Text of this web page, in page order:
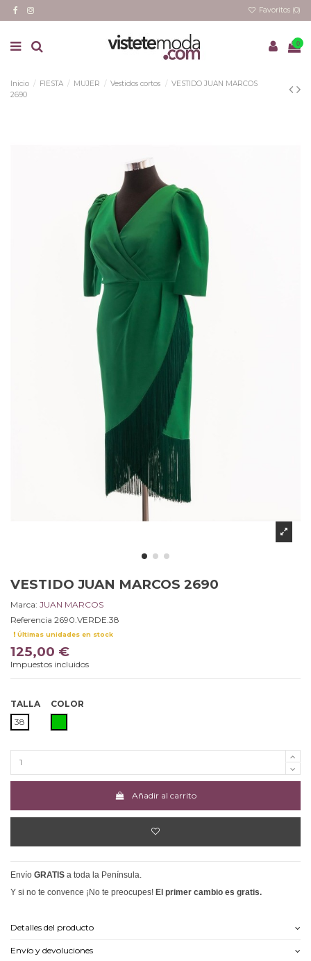
Favoritos (0)
0
Inicio FIESTA MUJER Vestidos cortos
VESTIDO JUAN MARCOS
2690
VESTIDO JUAN MARCOS 2690
Marca: JUAN MARCOS
Referencia 2690.VERDE.38
Últimas unidades en stock
125,00 €
Impuestos incluidos
TALLA
38
COLOR
Añadir al carrito
Envío GRATIS a toda la Península.
Y si no te convence ¡No te preocupes! El primer cambio es gratis.
Detalles del producto
Envío y devoluciones